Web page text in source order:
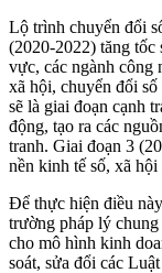
Lộ trình chuyển đổi
(2020-2022) tăng tốc
vực, các ngành công
xã hội, chuyển đổi
sẽ là giai đoạn cạnh
động, tạo ra các
tranh. Giai đoạn 3
nền kinh tế số, xã hội
Để thực hiện điều
trường pháp lý
cho mô hình kinh
soát, sửa đổi các